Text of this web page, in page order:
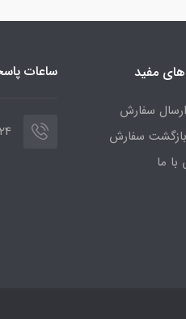
مفید
سفارش
بازگشت سفارش
ما
ساعات پاسخگویی